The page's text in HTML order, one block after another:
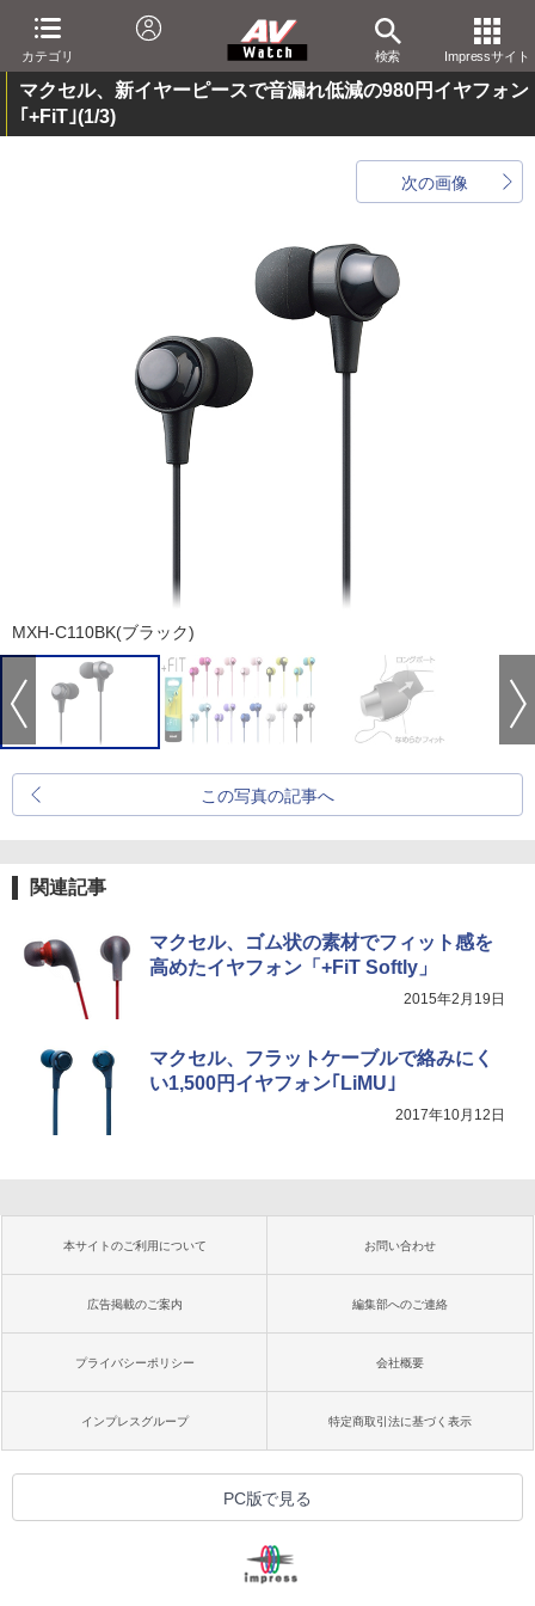
カテゴリ 検索 Impressサイト
マクセル、新イヤーピースで音漏れ低減の980円イヤフォン
｢+FiT｣(1/3)
次の画像
MXH-C110BK(ブラック)
この写真の記事へ
関連記事
マクセル、ゴム状の素材でフィット感を
高めたイヤフォン「+FiT Softly」
2015年2月19日
マクセル、フラットケーブルで絡みにく
い1,500円イヤフォン｢LiMU｣
2017年10月12日
本サイトのご利用について お問い合わせ
広告掲載のご案内 編集部へのご連絡
プライバシーポリシー 会社概要
インプレスグループ 特定商取引法に基づく表示
PC版で見る